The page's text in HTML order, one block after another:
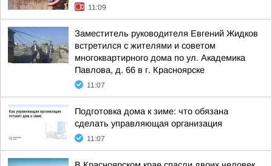
11:09
Заместитель руководителя Евгений Жидков
встретился с жителями и советом
многоквартирного дома по ул. Академика
Павлова, д. 66 в г. Красноярске
11:07
Подготовка дома к зиме: что обязана
сделать управляющая организация
11:07